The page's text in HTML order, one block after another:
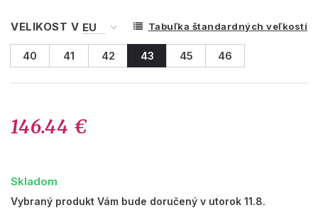
VELIKOST V Tabuľka štandardných veľkostí
40 41 42 43 45 46
146.44 €
Skladom
Vybraný produkt Vám bude doručený v utorok 11.8.